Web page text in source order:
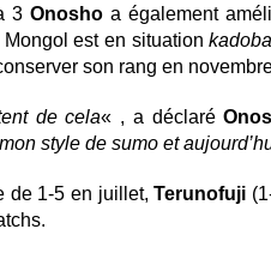
3 Onoshoa également
Mongol est en situation
son rang en
de cela« , a déclaré
style de sumo et
de 1-5 en juillet,Terunofuji